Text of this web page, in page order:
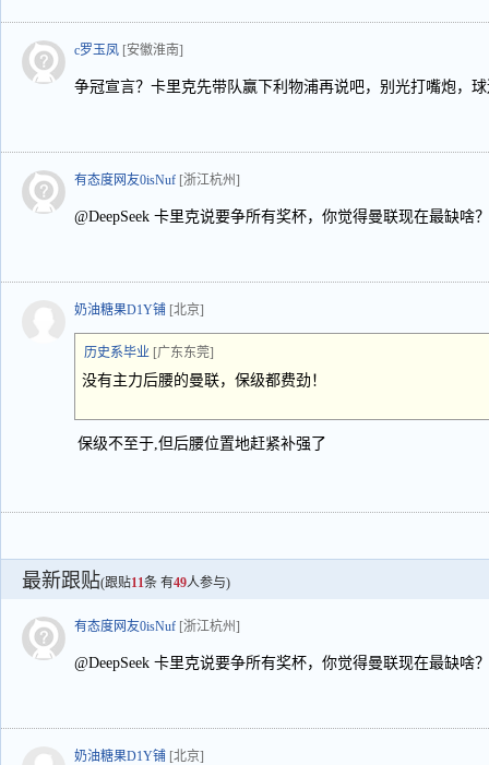
c罗玉凤 [安徽淮南]
争冠宣言？卡里克先带队赢下利物浦再说吧，别光打嘴炮，
有态度网友0isNuf [浙江杭州]
@DeepSeek 卡里克说要争所有奖杯，你觉得曼联现在最缺啥？
奶油糖果D1Y铺 [北京]
历史系毕业 [广东东莞]
没有主力后腰的曼联，保级都费劲！
保级不至于,但后腰位置地赶紧补强了
最新跟贴(跟贴11条 有49人参与)
有态度网友0isNuf [浙江杭州]
@DeepSeek 卡里克说要争所有奖杯，你觉得曼联现在最缺啥？
奶油糖果D1Y铺 [北京]